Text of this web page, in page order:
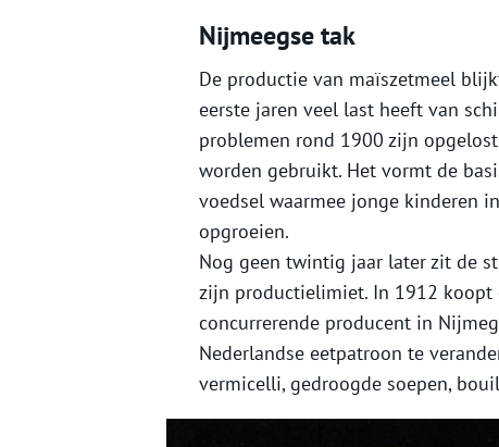
Nijmeegse tak
De productie van maïszetmeel
eerste jaren veel last heeft van
problemen rond 1900 zijn
worden gebruikt. Het vormt de
voedsel waarmee jonge kinderen
opgroeien.
Nog geen twintig jaar later zit de
zijn productielimiet. In 1912
concurrerende producent in
Nederlandse eetpatroon te
vermicelli, gedroogde soepen,